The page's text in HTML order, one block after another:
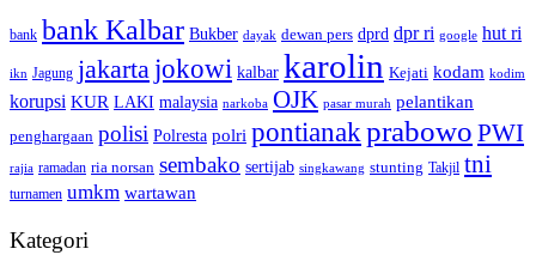
bank bank Kalbar Bukber dayak dewan pers dprd dpr ri google hut ri
ikn Jagung jakarta jokowi kalbar karolin Kejati kodam kodim
korupsi KUR LAKI malaysia narkoba OJK pasar murah pelantikan
penghargaan polisi Polresta polri pontianakprabowo PWI
rajia ramadan ria norsan sembako sertijab singkawang stunting Takjil tni
turnamen umkm wartawan
Kategori